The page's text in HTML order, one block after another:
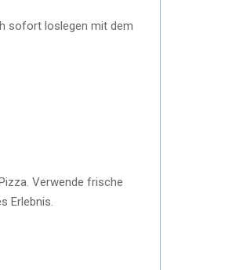
sofort loslegen mit dem
Verwende frische
Erlebnis.